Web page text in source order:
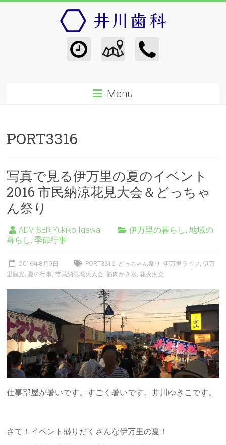
Menu
PORT3316
写真で見る伊万里の夏のイベント
2016 市民納涼花見大会＆どっちゃ
ん祭り
ADVISER Yukiko Igawa 伊万里の暮らし,地域の
暮らし,季節行事
2016年8月9日 PORT3316 どっちゃん祭り ,伊万里ライフ ,伊万
里観光 夏の行事 ,市民納涼花火大会 ,筋肉かき氷 ,花火大会
仕事部屋が暑いです。すごく暑いです。井川ゆきこです。
さて！イベント盛りだくさんな伊万里の夏！